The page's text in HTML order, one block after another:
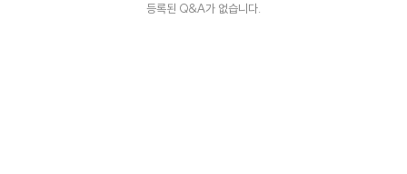
등록된 Q&A가 없습니다.